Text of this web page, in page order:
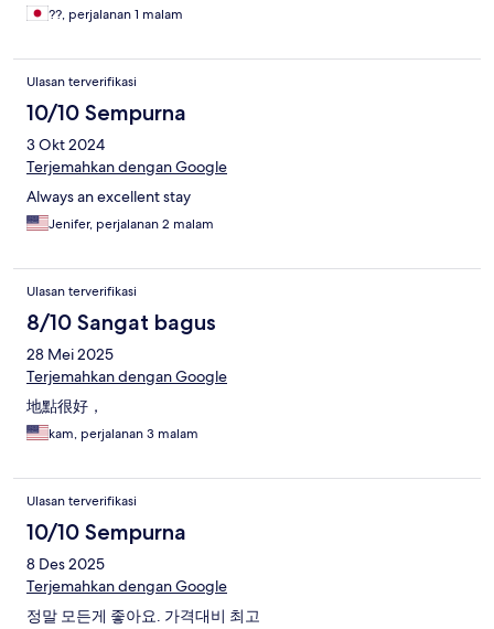
??, perjalanan 1 malam
Ulasan terverifikasi
10/10 Sempurna
3 Okt 2024
Terjemahkan dengan Google
Always an excellent stay
Jenifer, perjalanan 2 malam
Ulasan terverifikasi
8/10 Sangat bagus
28 Mei 2025
Terjemahkan dengan Google
地點很好，
kam, perjalanan 3 malam
Ulasan terverifikasi
10/10 Sempurna
8 Des 2025
Terjemahkan dengan Google
정말 모든게 좋아요. 가격대비 최고